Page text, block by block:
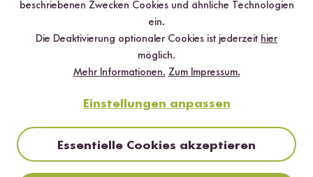
15 min
beschriebenen Zwecken Cookies und ähnliche Technologien
ein.
Die Deaktivierung optionaler Cookies ist jederzeit hier
möglich.
Mehr Informationen. Zum Impressum.
Einstellungen anpassen
Essentielle Cookies akzeptieren